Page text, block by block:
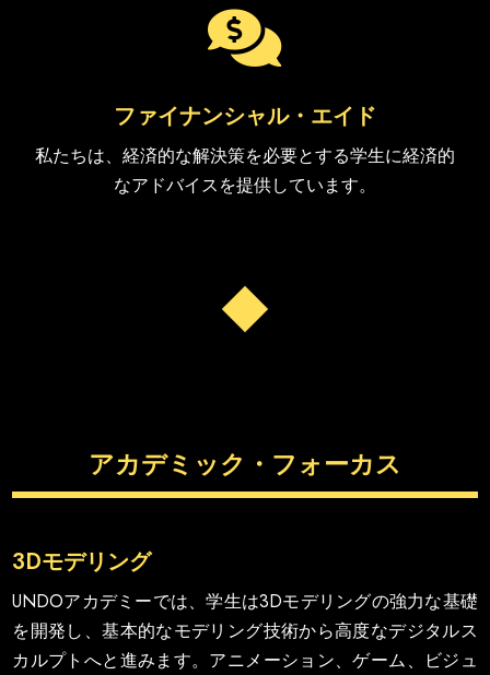

ファイナンシャル・エイド
私たちは、経済的な解決策を必要とする学生に経済的
なアドバイスを提供しています。

アカデミック・フォーカス
3Dモデリング
UNDOアカデミーでは、学生は3Dモデリングの強力な基礎
を開発し、基本的なモデリング技術から高度なデジタルス
カルプトへと進みます。アニメーション、ゲーム、ビジュ